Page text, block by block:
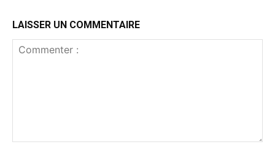
LAISSER UN COMMENTAIRE